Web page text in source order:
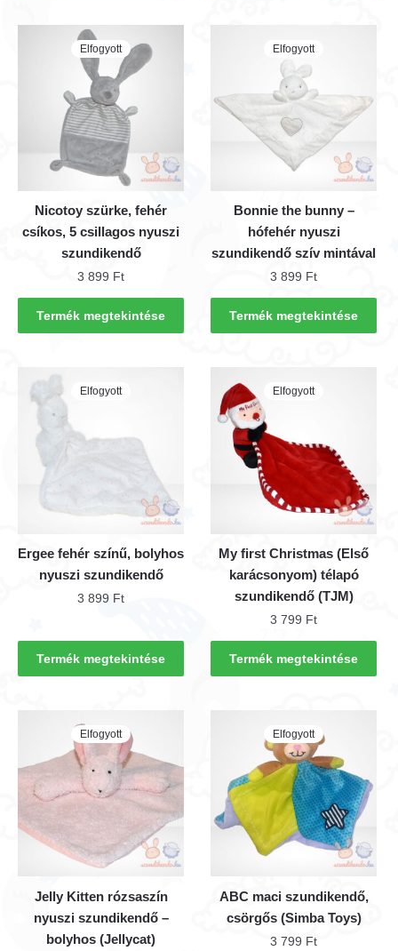
variációja
van.
A
változatok
a
termékoldalon
választhatók
Elfogyott
Nicotoy szürke, fehér
csíkos, 5 csillagos nyuszi
szundikendő
3 899 Ft
Termék megtekintése
Elfogyott
Bonnie the bunny –
hófehér nyuszi
szundikendő szív mintával
3 899 Ft
Termék megtekintése
Elfogyott
Ergee fehér színű, bolyhos
nyuszi szundikendő
3 899 Ft
Termék megtekintése
Elfogyott
My first Christmas (Első
karácsonyom) télapó
szundikendő (TJM)
3 799 Ft
Termék megtekintése
Elfogyott
Jelly Kitten rózsaszín
nyuszi szundikendő –
bolyhos (Jellycat)
Elfogyott
ABC maci szundikendő,
csörgős (Simba Toys)
3 799 Ft